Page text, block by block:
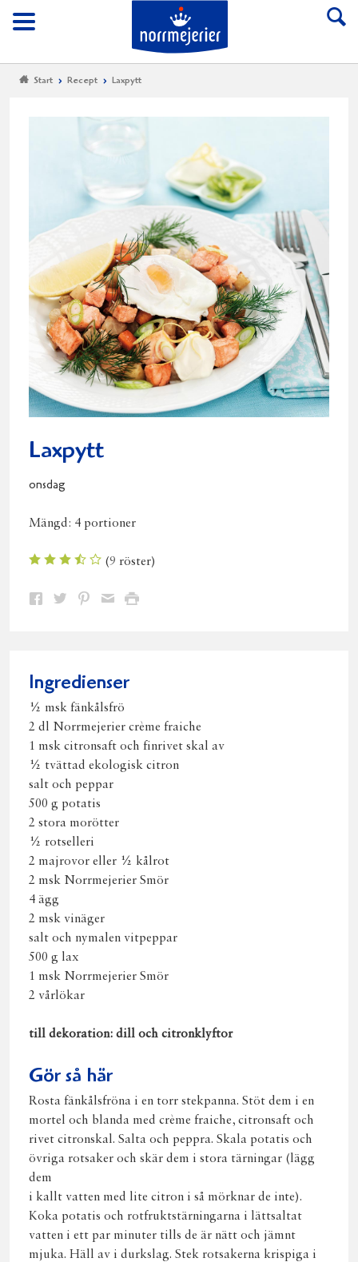
Meny
Till Norrmejerier
Start Recept Laxpytt
Laxpytt
onsdag
Mängd: 4 portioner
(9 röster)
Dela Dela Dela DelaSkriv
Ingredienser
½ msk fänkålsfrö
2 dl Norrmejerier crème fraiche
1 msk citronsaft och finrivet skal av
½ tvättad ekologisk citron
salt och peppar
500 g potatis
2 stora morötter
½ rotselleri
2 majrovor eller ½ kålrot
2 msk Norrmejerier Smör
4 ägg
2 msk vinäger
salt och nymalen vitpeppar
500 g lax
1 msk Norrmejerier Smör
2 vårlökar
till dekoration: dill och citronklyftor
Gör så här
Rosta fänkålsfröna i en torr stekpanna. Stöt dem i en
mortel och blanda med crème fraiche, citronsaft och
rivet citronskal. Salta och peppra. Skala potatis och
övriga rotsaker och skär dem i stora tärningar (lägg
dem
i kallt vatten med lite citron i så mörknar de inte).
Koka potatis och rotfruktstärningarna i lättsaltat
vatten i ett par minuter tills de är nätt och jämnt
mjuka. Häll av i durkslag. Stek rotsakerna krispiga i